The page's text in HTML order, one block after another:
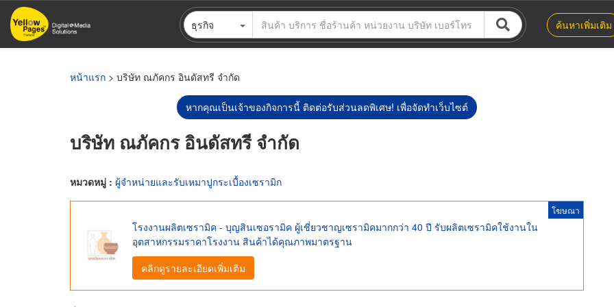
ข้าม
ไป
ธุรกิจ ค้นหาเพิ่มเติม
หน้าแรก > บริษัท ณภัคกร อินดัสทรี จำกัด
หากคุณเป็นเจ้าของกิจการนี้ ติดต่อรับส่วนลดพิเศษ! เพื่อจัดทำเว็บไซต์
บริษัท ณภัคกร อินดัสทรี จำกัด
หมวดหมู่ : ผู้จำหน่ายและรับเหมาปูกระเบื้องเซรามิก
โฆษณา
โรงงานผลิตเซรามิค - บุญสินเซอรามิค ผู้เชี่ยวชาญเซรามิคมากกว่า 40 ปี รับผลิตเซรามิคใช้งานใน
อุตสาหกรรมราคาโรงงาน สินค้าได้คุณภาพมาตรฐาน
คลิกดูรายละเอียดเพิ่มเติม